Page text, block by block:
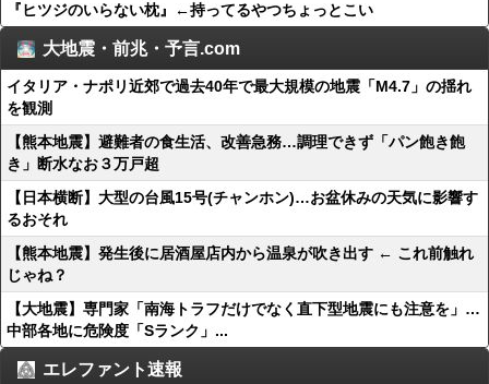
『ヒツジのいらない枕』←持ってるやつちょっとこい
大地震・前兆・予言.com
イタリア・ナポリ近郊で過去40年で最大規模の地震「M4.7」の揺れ
を観測
【熊本地震】避難者の食生活、改善急務…調理できず「パン飽き飽
き」断水なお３万戸超
【日本横断】大型の台風15号(チャンホン)…お盆休みの天気に影響す
るおそれ
【熊本地震】発生後に居酒屋店内から温泉が吹き出す ← これ前触れ
じゃね？
【大地震】専門家「南海トラフだけでなく直下型地震にも注意を」…
中部各地に危険度「Sランク」...
エレファント速報